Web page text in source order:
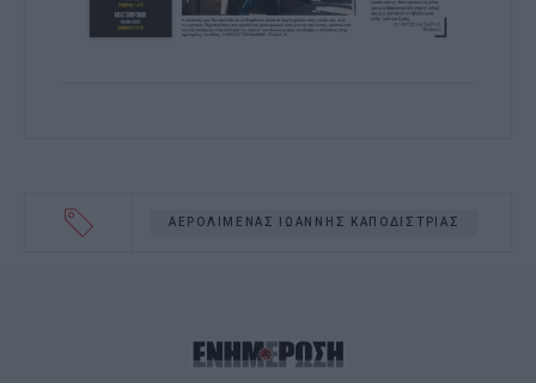
I want to allow Google to enable storage
ΑΕΡΟΛΙΜΕΝΑΣ ΙΩΑΝΝΗΣ ΚΑΠΟΔΙΣΤΡΙΑΣ